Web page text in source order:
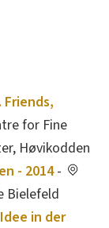
Friends,
for Fine
Høvikodden
- 2014-
Bielefeld
in der